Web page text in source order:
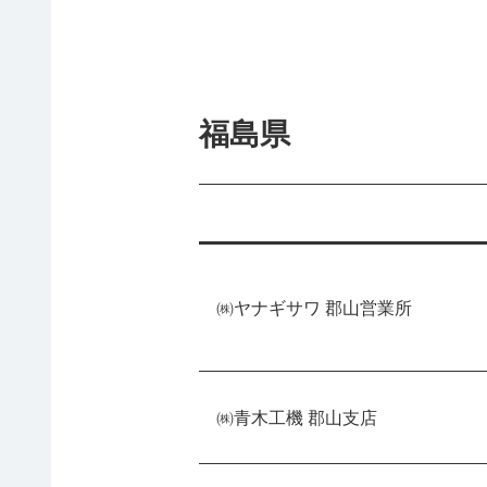
福島県
㈱ヤナギサワ 郡山営業所
㈱青木工機 郡山支店